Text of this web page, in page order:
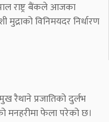
राष्ट्र बैंकले आजका
विनिमयदर निर्धारण
रैथाने प्रजातिको दुर्लभ
मनहरीमा फेला परेको छ।